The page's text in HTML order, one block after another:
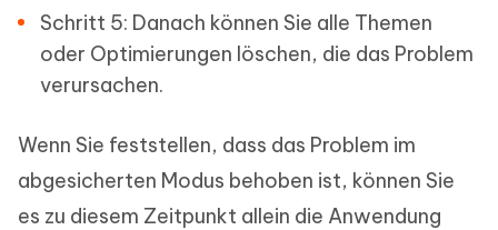
Schritt 5: Danach können Sie alle Themen
oder Optimierungen löschen, die das Problem
verursachen.
Wenn Sie feststellen, dass das Problem im
abgesicherten Modus behoben ist, können Sie
es zu diesem Zeitpunkt allein die Anwendung